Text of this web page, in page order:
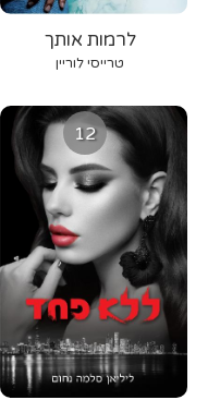
לרמות אותך
טרייסי לוריין
12